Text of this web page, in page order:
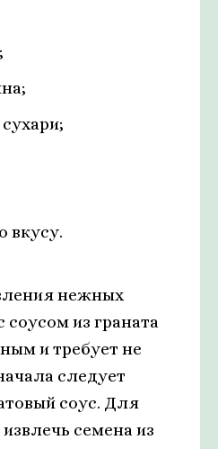
вкусу.
нежных
соусом из граната
и требует не
следует
соус. Для
семена из